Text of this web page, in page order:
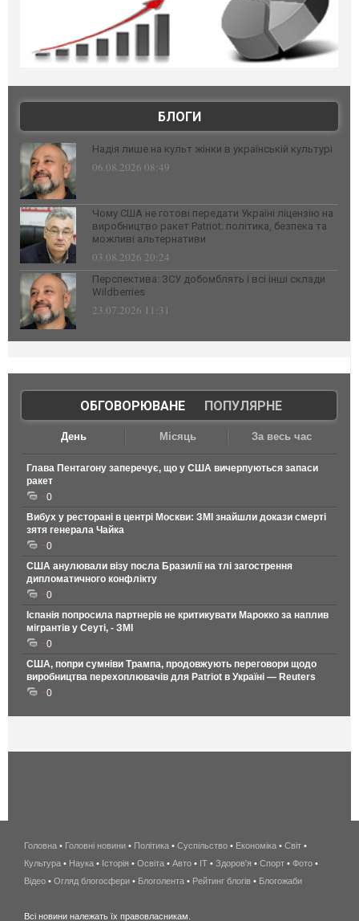
БЛОГИ
Надія лише на культ жінки в українській культурі
06.08.2026 08:49
Чому США не готові передати Україні ліцензію на
виробництво ракет Patriot: політика, безпека та
можливі альтернативи
03.08.2026 20:24
Перспектива: ЗСУ добомблять і всі інші склади
Wildberries
23.07.2026 11:31
ОБГОВОРЮВАНЕ| ПОПУЛЯРНЕ
День Місяць За весь час
Глава Пентагону заперечує, що у США вичерпуються запаси
ракет
0
Вибух у ресторані в центрі Москви: ЗМІ знайшли докази смерті
зятя генерала Чайка
0
США анулювали візу посла Бразилії на тлі загострення
дипломатичного конфлікту
0
Іспанія попросила партнерів не критикувати Марокко за наплив
мігрантів у Сеуті, - ЗМІ
0
США, попри сумніви Трампа, продовжують переговори щодо
виробництва перехоплювачів для Patriot в Україні — Reuters
0
беспроводной
интернет
киев
Головна • Головні новини • Політика • Суспільство • Економіка • Світ •
Культура • Наука • Історія • Освіта • Авто • IT • Здоров'я • Спорт • Фото •
Відео • Огляд блогосфери • Блоголента • Рейтинг блогів • Блогожаби
Всі новини належать їх правовласникам.